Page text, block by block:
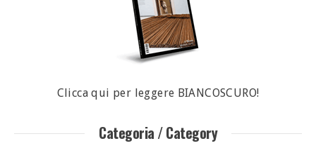
Clicca qui per leggere BIANCOSCURO!
Categoria / Category